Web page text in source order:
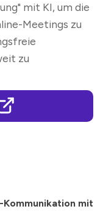
mit KI, um die
Meetings zu
zu
mit